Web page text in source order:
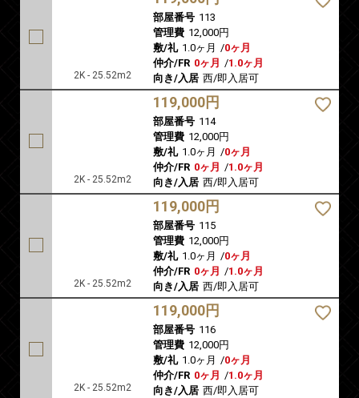
2K - 25.52m2
部屋番号 113
管理費 12,000円
敷/礼 1.0ヶ月 /0ヶ月
仲介/FR 0ヶ月 /1.0ヶ月
向き/入居 西/即入居可
2K - 25.52m2
119,000円
部屋番号 114
管理費 12,000円
敷/礼 1.0ヶ月 /0ヶ月
仲介/FR 0ヶ月 /1.0ヶ月
向き/入居 西/即入居可
2K - 25.52m2
119,000円
部屋番号 115
管理費 12,000円
敷/礼 1.0ヶ月 /0ヶ月
仲介/FR 0ヶ月 /1.0ヶ月
向き/入居 西/即入居可
2K - 25.52m2
119,000円
部屋番号 116
管理費 12,000円
敷/礼 1.0ヶ月 /0ヶ月
仲介/FR 0ヶ月 /1.0ヶ月
向き/入居 西/即入居可